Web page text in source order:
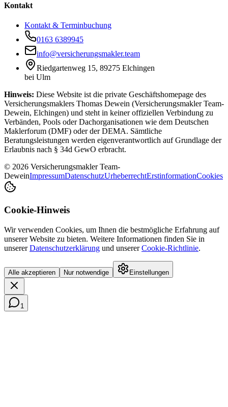
Kontakt
Kontakt & Terminbuchung
0163 6389945
info@versicherungsmakler.team
Riedgartenweg 15, 89275 Elchingen
bei Ulm
Hinweis: Diese Website ist die private Geschäftshomepage des
Versicherungsmaklers Thomas Dewein (Versicherungsmakler Team-
Dewein, Elchingen) und steht in keiner offiziellen Verbindung zu
Verbänden, Pools oder Dachorganisationen wie dem Deutschen
Maklerforum (DMF) oder der DEMA. Sämtliche
Beratungsleistungen werden eigenverantwortlich auf Grundlage der
Erlaubnis nach § 34d GewO erbracht.
© 2026 Versicherungsmakler Team-
DeweinImpressumDatenschutzUrheberrechtErstinformationCookies
Cookie-Hinweis
Wir verwenden Cookies, um Ihnen die bestmögliche Erfahrung auf
unserer Website zu bieten. Weitere Informationen finden Sie in
unsererDatenschutzerklärung und unsererCookie-Richtlinie.
Alle akzeptieren Nur notwendige Einstellungen
1